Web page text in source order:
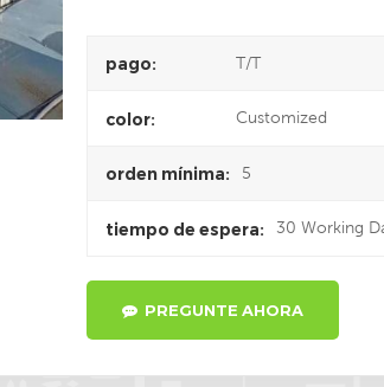
pago: T/T
color: Customized
orden mínima: 5
tiempo de espera: 30 Working
PREGUNTE AHORA